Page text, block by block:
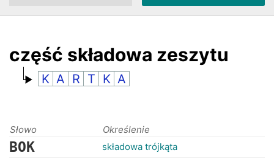
część składowa zeszytu
K A R T K A
Słowo Określenie
BOK składowa trójkąta